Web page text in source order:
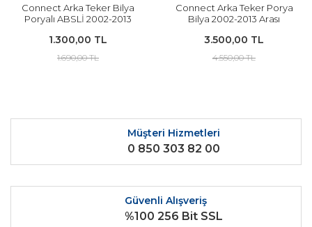
Connect Arka Teker Bilya
Poryalı ABSLİ 2002-2013
1.300,00 TL
1.690,00 TL
Connect Arka Teker Porya
Bilya 2002-2013 Arası
3.500,00 TL
4.550,00 TL
Müşteri Hizmetleri
0 850 303 82 00
Güvenli Alışveriş
%100 256 Bit SSL